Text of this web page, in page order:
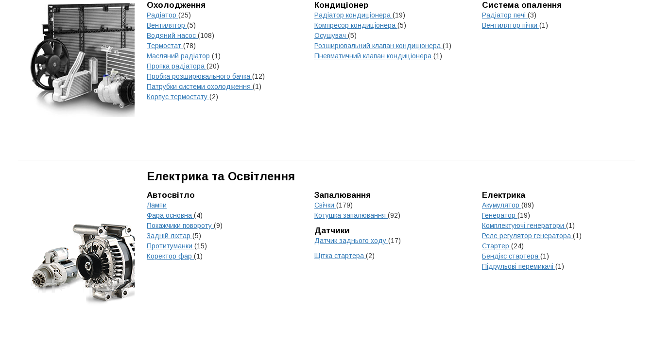
Охолодження
Радіатор (25)
Вентилятор (5)
Водяний насос (108)
Термостат (78)
Масляний радіатор (1)
Пропка радіатора (20)
Пробка розширювального бачка (12)
Патрубки системи охолодження (1)
Корпус термостату (2)
Кондиціонер
Радіатор кондиціонера (19)
Компресор кондиціонера (5)
Осушувач (5)
Розширювальний клапан кондиціонера (1)
Пневматичний клапан кондиціонера (1)
Система опалення
Радіатор печі (3)
Вентилятор пічки (1)
Електрика та Освітлення
Автосвітло
Лампи
Фара основна (4)
Покажчики повороту (9)
Задній ліхтар (5)
Протитуманки (15)
Коректор фар (1)
Запалювання
Свічки (179)
Котушка запалювання (92)
Електрика
Акумулятор (89)
Генератор (19)
Комплектуючі генератори (1)
Реле регулятор генератора (1)
Стартер (24)
Бендікс стартера (1)
Підрульові перемикачі (1)
Датчики
Датчик заднього ходу (17)
Щітка стартера (2)